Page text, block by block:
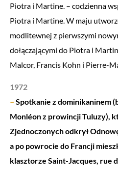
Piotra i Martine. – codzienna
Piotra i Martine. W maju
modlitewnej z pierwszymi
dołączającymi do Piotra i
Malcor, Francis Kohn i Pierre-
1972
– Spotkanie z dominikaninem
Monléon z prowincji Tuluzy),
Zjednoczonych odkrył
a po powrocie do Francji
klasztorze Saint-Jacques, rue